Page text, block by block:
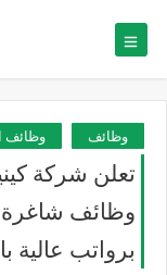
وظائف وظائف
تعلن شركة
وظائف
برواتب عالية